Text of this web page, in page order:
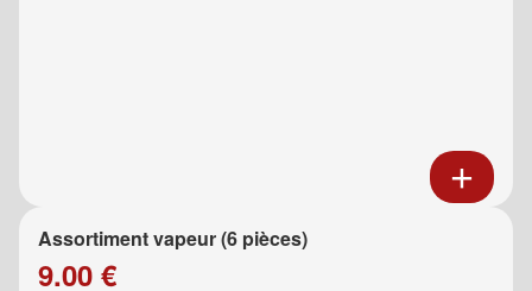
Assortiment vapeur (6 pièces)
9.00 €